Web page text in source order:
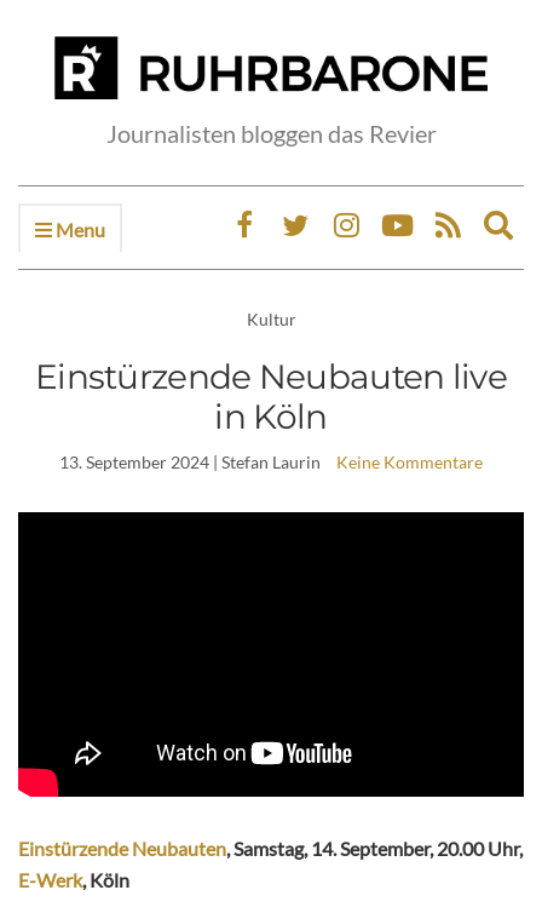
Journalisten bloggen das Revier
Menu
Kultur
Einstürzende Neubauten live
in Köln
13. September 2024 | Stefan Laurin Keine Kommentare
Einstürzende Neubauten, Samstag, 14. September, 20.00 Uhr,
E-Werk, Köln